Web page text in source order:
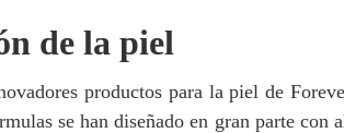
de la piel
productos para la piel de
se han diseñado en gran parte con